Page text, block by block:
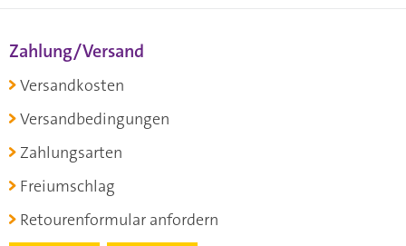
Zahlung/Versand
Versandkosten
Versandbedingungen
Zahlungsarten
Freiumschlag
Retourenformular anfordern